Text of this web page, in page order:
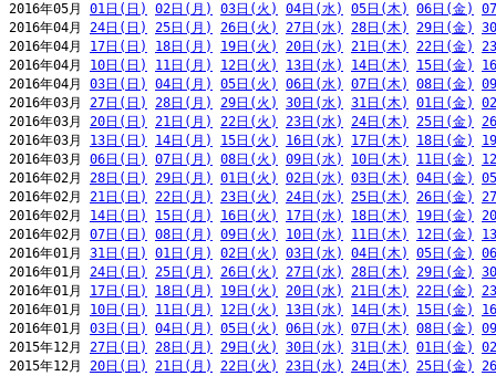
2016年05月 01日(日) 02日(月) 03日(火) 04日(水) 05日(木) 06日(金)
2016年04月 24日(日) 25日(月) 26日(火) 27日(水) 28日(木) 29日(金)
2016年04月 17日(日) 18日(月) 19日(火) 20日(水) 21日(木) 22日(金)
2016年04月 10日(日) 11日(月) 12日(火) 13日(水) 14日(木) 15日(金)
2016年04月 03日(日) 04日(月) 05日(火) 06日(水) 07日(木) 08日(金)
2016年03月 27日(日) 28日(月) 29日(火) 30日(水) 31日(木) 01日(金)
2016年03月 20日(日) 21日(月) 22日(火) 23日(水) 24日(木) 25日(金)
2016年03月 13日(日) 14日(月) 15日(火) 16日(水) 17日(木) 18日(金)
2016年03月 06日(日) 07日(月) 08日(火) 09日(水) 10日(木) 11日(金)
2016年02月 28日(日) 29日(月) 01日(火) 02日(水) 03日(木) 04日(金)
2016年02月 21日(日) 22日(月) 23日(火) 24日(水) 25日(木) 26日(金)
2016年02月 14日(日) 15日(月) 16日(火) 17日(水) 18日(木) 19日(金)
2016年02月 07日(日) 08日(月) 09日(火) 10日(水) 11日(木) 12日(金)
2016年01月 31日(日) 01日(月) 02日(火) 03日(水) 04日(木) 05日(金)
2016年01月 24日(日) 25日(月) 26日(火) 27日(水) 28日(木) 29日(金)
2016年01月 17日(日) 18日(月) 19日(火) 20日(水) 21日(木) 22日(金)
2016年01月 10日(日) 11日(月) 12日(火) 13日(水) 14日(木) 15日(金)
2016年01月 03日(日) 04日(月) 05日(火) 06日(水) 07日(木) 08日(金)
2015年12月 27日(日) 28日(月) 29日(火) 30日(水) 31日(木) 01日(金)
2015年12月 20日(日) 21日(月) 22日(火) 23日(水) 24日(木) 25日(金)